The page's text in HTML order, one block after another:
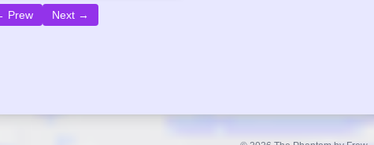
Prew Next →